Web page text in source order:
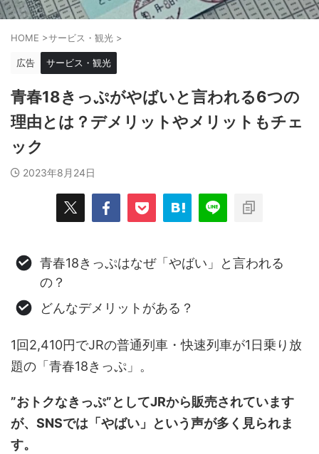
HOME >サービス・観光 >
広告 サービス・観光
青春18きっぷがやばいと言われる6つの
理由とは？デメリットやメリットもチェ
ック
2023年8月24日
青春18きっぷはなぜ「やばい」と言われる
の？
どんなデメリットがある？
1回2,410円でJRの普通列車・快速列車が1日乗り放
題の「青春18きっぷ」。
”おトクなきっぷ”としてJRから販売されています
が、SNSでは「やばい」という声が多く見られま
す。